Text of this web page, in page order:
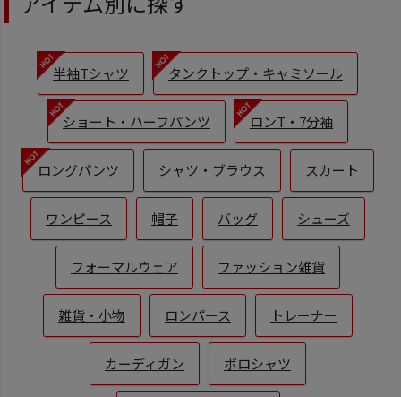
半袖Tシャツ タンクトップ・キャミソール
ショート・ハーフパンツ ロンT・7分袖
ロングパンツ シャツ・ブラウス スカート
ワンピース 帽子 バッグ シューズ
フォーマルウェア ファッション雑貨
雑貨・小物 ロンパース トレーナー
カーディガン ポロシャツ